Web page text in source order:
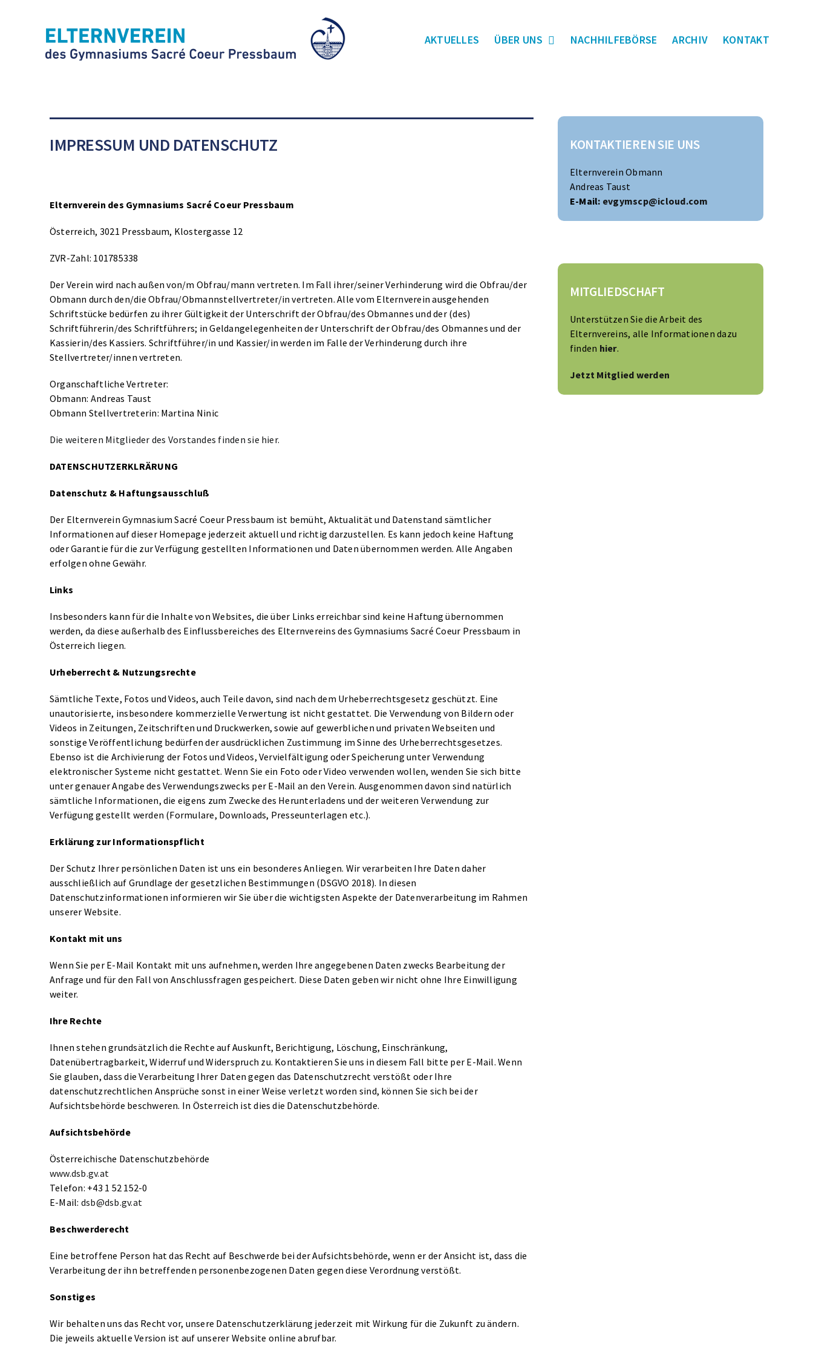
AKTUELLES ÜBER UNS NACHHILFEBÖRSE ARCHIV KONTAKT
IMPRESSUM UND DATENSCHUTZ
Elternverein des Gymnasiums Sacré Coeur Pressbaum
Österreich, 3021 Pressbaum, Klostergasse 12
ZVR-Zahl: 101785338
Der Verein wird nach außen von/m Obfrau/mann vertreten. Im Fall ihrer/seiner Verhinderung wird die Obfrau/der
Obmann durch den/die Obfrau/Obmannstellvertreter/in vertreten. Alle vom Elternverein ausgehenden
Schriftstücke bedürfen zu ihrer Gültigkeit der Unterschrift der Obfrau/des Obmannes und der (des)
Schriftführerin/des Schriftführers; in Geldangelegenheiten der Unterschrift der Obfrau/des Obmannes und der
Kassierin/des Kassiers. Schriftführer/in und Kassier/in werden im Falle der Verhinderung durch ihre
Stellvertreter/innen vertreten.
Organschaftliche Vertreter:
Obmann: Andreas Taust
Obmann Stellvertreterin: Martina Ninic
Die weiteren Mitglieder des Vorstandes finden sie hier.
DATENSCHUTZERKLRÄRUNG
Datenschutz & Haftungsausschluß
Der Elternverein Gymnasium Sacré Coeur Pressbaum ist bemüht, Aktualität und Datenstand sämtlicher
Informationen auf dieser Homepage jederzeit aktuell und richtig darzustellen. Es kann jedoch keine Haftung
oder Garantie für die zur Verfügung gestellten Informationen und Daten übernommen werden. Alle Angaben
erfolgen ohne Gewähr.
Links
Insbesonders kann für die Inhalte von Websites, die über Links erreichbar sind keine Haftung übernommen
werden, da diese außerhalb des Einflussbereiches des Elternvereins des Gymnasiums Sacré Coeur Pressbaum in
Österreich liegen.
Urheberrecht & Nutzungsrechte
Sämtliche Texte, Fotos und Videos, auch Teile davon, sind nach dem Urheberrechtsgesetz geschützt. Eine
unautorisierte, insbesondere kommerzielle Verwertung ist nicht gestattet. Die Verwendung von Bildern oder
Videos in Zeitungen, Zeitschriften und Druckwerken, sowie auf gewerblichen und privaten Webseiten und
sonstige Veröffentlichung bedürfen der ausdrücklichen Zustimmung im Sinne des Urheberrechtsgesetzes.
Ebenso ist die Archivierung der Fotos und Videos, Vervielfältigung oder Speicherung unter Verwendung
elektronischer Systeme nicht gestattet. Wenn Sie ein Foto oder Video verwenden wollen, wenden Sie sich bitte
unter genauer Angabe des Verwendungszwecks per E-Mail an den Verein. Ausgenommen davon sind natürlich
sämtliche Informationen, die eigens zum Zwecke des Herunterladens und der weiteren Verwendung zur
Verfügung gestellt werden (Formulare, Downloads, Presseunterlagen etc.).
Erklärung zur Informationspflicht
Der Schutz Ihrer persönlichen Daten ist uns ein besonderes Anliegen. Wir verarbeiten Ihre Daten daher
ausschließlich auf Grundlage der gesetzlichen Bestimmungen (DSGVO 2018). In diesen
Datenschutzinformationen informieren wir Sie über die wichtigsten Aspekte der Datenverarbeitung im Rahmen
unserer Website.
Kontakt mit uns
Wenn Sie per E-Mail Kontakt mit uns aufnehmen, werden Ihre angegebenen Daten zwecks Bearbeitung der
Anfrage und für den Fall von Anschlussfragen gespeichert. Diese Daten geben wir nicht ohne Ihre Einwilligung
weiter.
Ihre Rechte
Ihnen stehen grundsätzlich die Rechte auf Auskunft, Berichtigung, Löschung, Einschränkung,
Datenübertragbarkeit, Widerruf und Widerspruch zu. Kontaktieren Sie uns in diesem Fall bitte per E-Mail. Wenn
Sie glauben, dass die Verarbeitung Ihrer Daten gegen das Datenschutzrecht verstößt oder Ihre
datenschutzrechtlichen Ansprüche sonst in einer Weise verletzt worden sind, können Sie sich bei der
Aufsichtsbehörde beschweren. In Österreich ist dies die Datenschutzbehörde.
Aufsichtsbehörde
Österreichische Datenschutzbehörde
www.dsb.gv.at
Telefon: +43 1 52 152-0
E-Mail: dsb@dsb.gv.at
Beschwerderecht
Eine betroffene Person hat das Recht auf Beschwerde bei der Aufsichtsbehörde, wenn er der Ansicht ist, dass die
Verarbeitung der ihn betreffenden personenbezogenen Daten gegen diese Verordnung verstößt.
Sonstiges
Wir behalten uns das Recht vor, unsere Datenschutzerklärung jederzeit mit Wirkung für die Zukunft zu ändern.
Die jeweils aktuelle Version ist auf unserer Website online abrufbar.
KONTAKTIEREN SIE UNS
Elternverein Obmann
Andreas Taust
E-Mail: evgymscp@icloud.com
MITGLIEDSCHAFT
Unterstützen Sie die Arbeit des
Elternvereins, alle Informationen dazu
finden hier.
Jetzt Mitglied werden